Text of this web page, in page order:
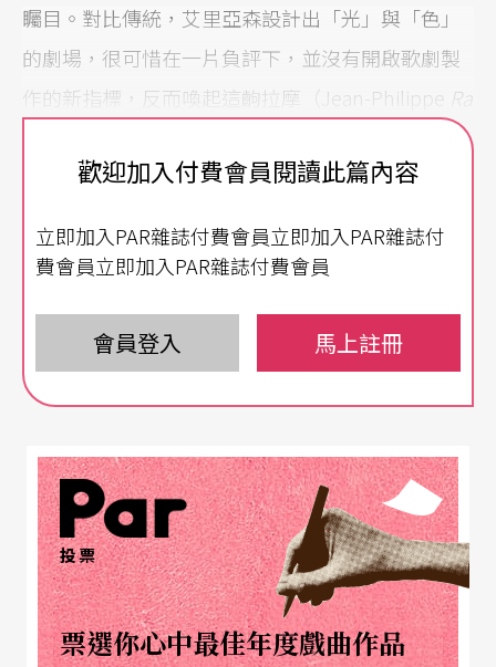
矚目。對比傳統，艾里亞森設計出「光」與「色」
的劇場，很可惜在一片負評下，並沒有開啟歌劇製
作的新指標，反而喚起這齣拉摩（Jean-Philippe Ra
，1683-1764）創作的「抒情悲劇」（ Tragé
die lyrique）（註2）之熱烈回響。從認識歌劇製作
拉圖（Sir Simon Rattle）、英國編舞家導演蔻林絲
視覺藝術裡的巨人，難以跨入歌劇，相形下，三百
年前的拉摩，何以屹立不搖，成功挑戰傳統，成為
經典，持續帶給觀眾美感觸動。
歌劇的光，如何為音樂服務
歌劇裡「照明」與「打光」有嚴謹的差別，在十八
世紀蠟燭時代，已意識到，觀眾席與舞台明亮間，
光源位置、角度和質感不同，能表達出迥異的場景
意涵，漸而萌生了「光」的藝術性。走過油燈與十
歡迎加入付費會員閱讀此篇內容
立即加入PAR雜誌付費會員立即加入PAR雜誌付
費會員立即加入PAR雜誌付費會員
會員登入 馬上註冊
投票
票選你心中最佳年度戲曲作品